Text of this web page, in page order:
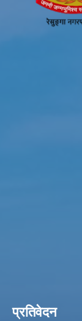
प्रतिवेदन